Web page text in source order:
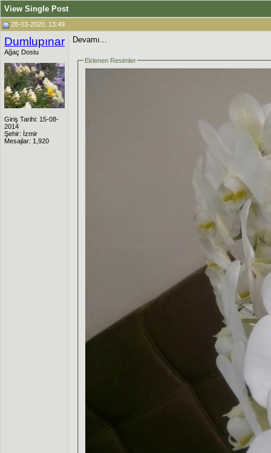
View Single Post
28-03-2020, 13:49
Dumlupınar
Ağaç Dostu
Giriş Tarihi: 15-08-
2014
Şehir: İzmir
Mesajlar: 1,920
Devamı...
Eklenen Resimler